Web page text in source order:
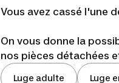
Vous avez cassé l'une
On vous donne la
nos pièces détachées
Luge adulte Luge